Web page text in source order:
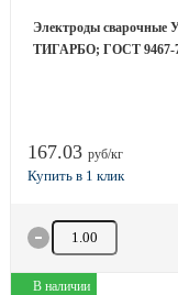
Электроды сварочные
ТИГАРБО; ГОСТ 9467-
167.03 руб/кг
Количество товара
В наличии